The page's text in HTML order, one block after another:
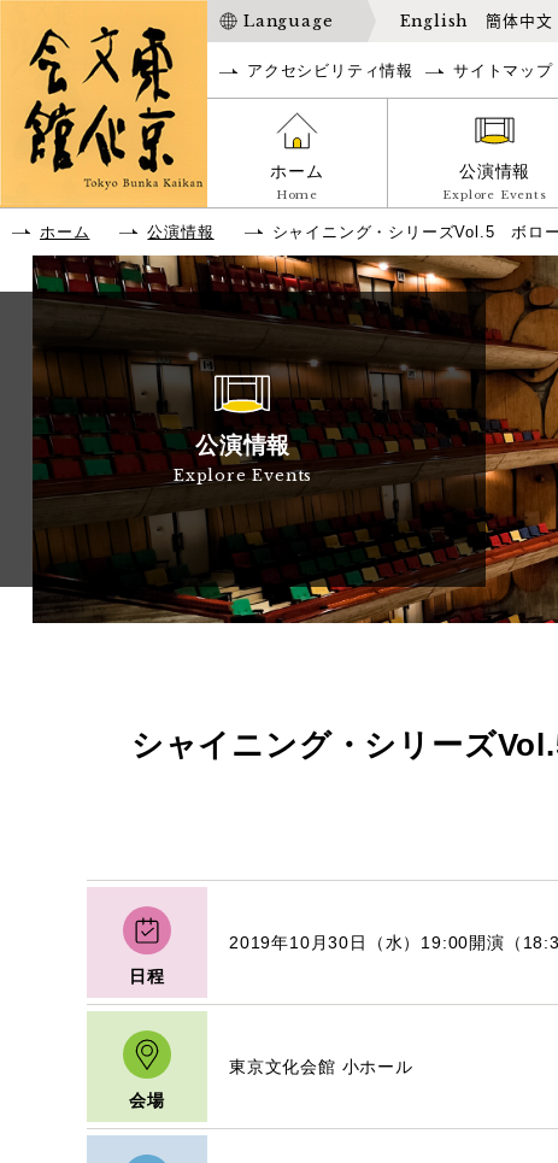
Language English 簡体中文
アクセシビリティ情報 サイトマップ
ホーム
Home
公演情報
Explore Events
ホーム 公演情報 シャイニング・シリーズVol.5 ボロ
公演情報
Explore Events
シャイニング・シリーズ
日程
2019年10月30日（水）19:00開演（
会場
東京文化会館 小ホール